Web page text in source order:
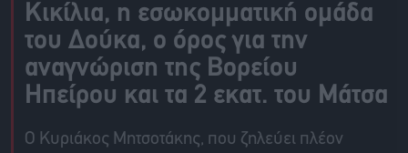
Κικίλια, η εσωκομματική ομάδα
του Δούκα, ο όρος για την
αναγνώριση της Βορείου
Ηπείρου και τα 2 εκατ. του Μάτσα
Ο Κυριάκος Μητσοτάκης, που ζηλεύει πλέον